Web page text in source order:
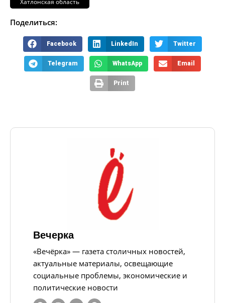
Поделиться:
Facebook LinkedIn Twitter
Telegram WhatsApp Email
Print
Вечерка
«Вечёрка» — газета столичных новостей,
актуальные материалы, освещающие
социальные проблемы, экономические и
политические новости